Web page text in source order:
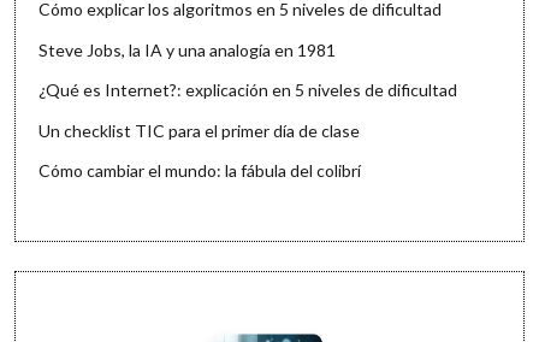
Cómo explicar los algoritmos en 5 niveles de dificultad
Steve Jobs, la IA y una analogía en 1981
¿Qué es Internet?: explicación en 5 niveles de dificultad
Un checklist TIC para el primer día de clase
Cómo cambiar el mundo: la fábula del colibrí